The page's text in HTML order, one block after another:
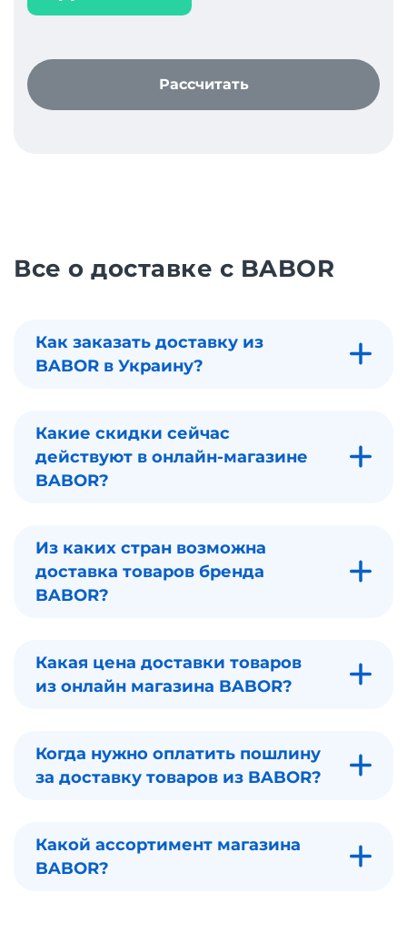
Рассчитать
Все о доставке с BABOR
Как заказать доставку из
BABOR в Украину?
Какие скидки сейчас
действуют в онлайн-магазине
BABOR?
Из каких стран возможна
доставка товаров бренда
BABOR?
Какая цена доставки товаров
из онлайн магазина BABOR?
Когда нужно оплатить пошлину
за доставку товаров из BABOR?
Какой ассортимент магазина
BABOR?